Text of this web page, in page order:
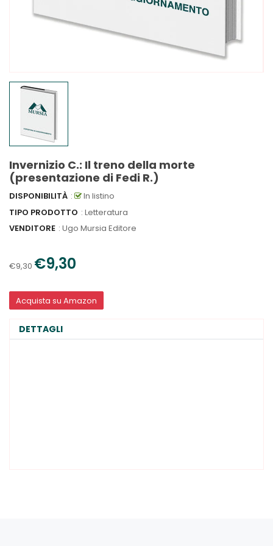
Invernizio C.: Il treno della morte
(presentazione di Fedi R.)
DISPONIBILITÀ :
In listino
TIPO PRODOTTO : Letteratura
VENDITORE : Ugo Mursia Editore
€9,30 €9,30
Acquista su Amazon
DETTAGLI